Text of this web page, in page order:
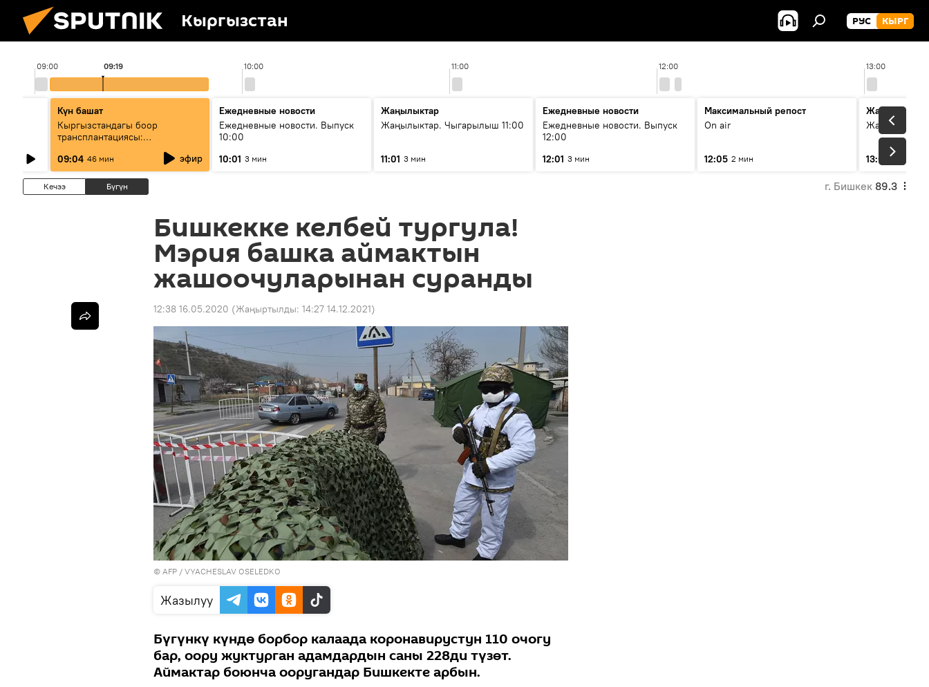
Кыргызстан РУС КЫРГ
09:00 10:00 11:00 12:00 13:00
09:19
Күн башат
Кыргызстандагы боор
трансплантациясы:
жетишкендиктер жана өнүгүү
келечеги
09:04 46 мин эфир
Ежедневные новости
Ежедневные новости. Выпуск
10:00
10:01 3 мин
Жаңылыктар
Жаңылыктар. Чыгарылыш 11:00
11:01 3 мин
Ежедневные новости
Ежедневные новости. Выпуск
12:00
12:01 3 мин
Максимальный репост
On air
12:05 2 мин
Жаңылыктар
13:01 3 мин
Кечээ Бүгүн г. Бишкек 89.3
Бишкекке келбей тургула!
Мэрия башка аймактын
жашоочуларынан суранды
12:38 16.05.2020 (Жаңыртылды: 14:27 14.12.2021)
© AFP / VYACHESLAV OSELEDKO
Жазылуу
Бүгүнкү күндө борбор калаада коронавирустун 110 очогу
бар, оору жуктурган адамдардын саны 228ди түзөт.
Аймактар боюнча ооругандар Бишкекте арбын.